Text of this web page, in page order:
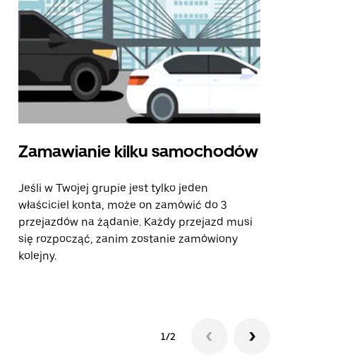
Zamawianie kilku samochodów
Jeśli w Twojej grupie jest tylko jeden
właściciel konta, może on zamówić do 3
przejazdów na żądanie. Każdy przejazd musi
się rozpocząć, zanim zostanie zamówiony
kolejny.
1/2